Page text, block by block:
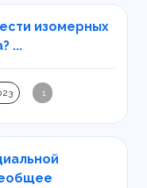
изомерных
...
1